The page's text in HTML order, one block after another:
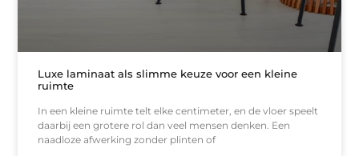
Luxe laminaat als slimme keuze voor een kleine
ruimte
In een kleine ruimte telt elke centimeter, en de vloer speelt
daarbij een grotere rol dan veel mensen denken. Een
naadloze afwerking zonder plinten of